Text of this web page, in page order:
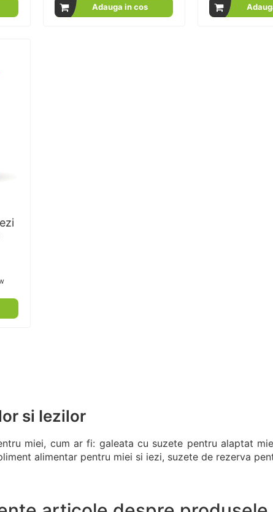
Adauga in cos
si Iezilor
miei, cum ar fi: galeata cu suzete pentru alaptat
alimentar pentru miei si iezi, suzete de rezerva